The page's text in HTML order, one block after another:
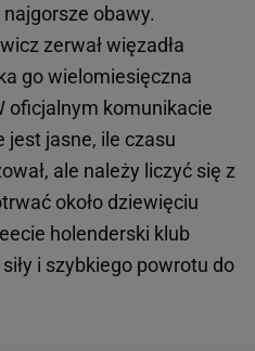
obawy.
zerwał więzadła
go wielomiesięczna
oficjalnym komunikacie
jest jasne, ile czasu
ale należy liczyć się z
około dziewięciu
holenderski klub
i szybkiego powrotu do